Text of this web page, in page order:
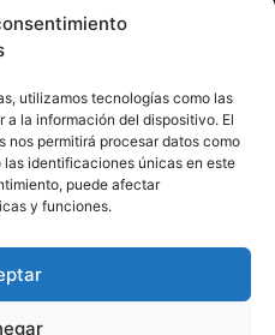
utilizamos tecnologías como las
la información del dispositivo. El
permitirá procesar datos como
identificaciones únicas en este
puede afectar
y funciones.